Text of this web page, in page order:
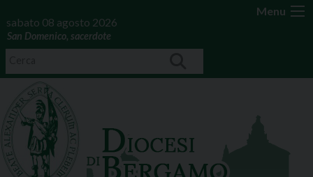
Menu
sabato 08 agosto 2026
San Domenico, sacerdote